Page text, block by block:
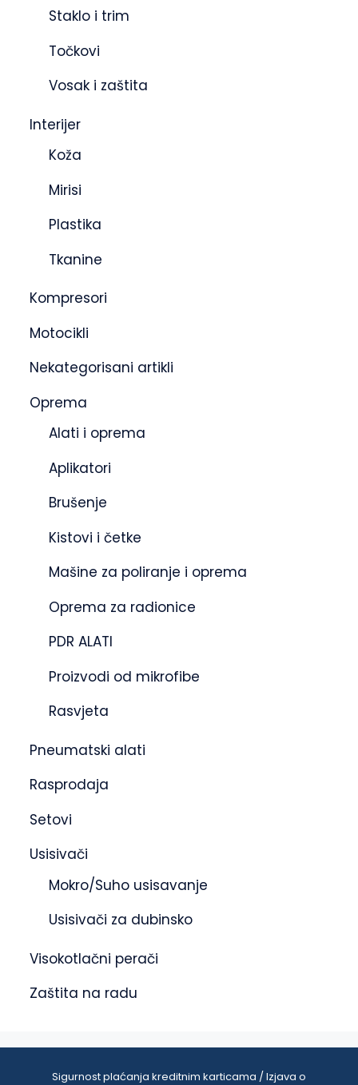
Staklo i trim
Točkovi
Vosak i zaštita
Interijer
Koža
Mirisi
Plastika
Tkanine
Kompresori
Motocikli
Nekategorisani artikli
Oprema
Alati i oprema
Aplikatori
Brušenje
Kistovi i četke
Mašine za poliranje i oprema
Oprema za radionice
PDR ALATI
Proizvodi od mikrofibe
Rasvjeta
Pneumatski alati
Rasprodaja
Setovi
Usisivači
Mokro/Suho usisavanje
Usisivači za dubinsko
Visokotlačni perači
Zaštita na radu
Sigurnost plaćanja kreditnim karticama / Izjava o